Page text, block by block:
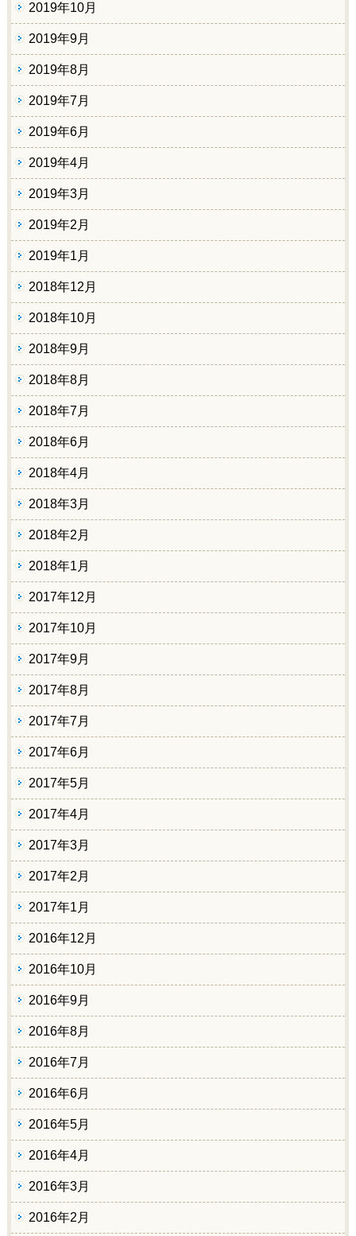
2019年10月
2019年9月
2019年8月
2019年7月
2019年6月
2019年4月
2019年3月
2019年2月
2019年1月
2018年12月
2018年10月
2018年9月
2018年8月
2018年7月
2018年6月
2018年4月
2018年3月
2018年2月
2018年1月
2017年12月
2017年10月
2017年9月
2017年8月
2017年7月
2017年6月
2017年5月
2017年4月
2017年3月
2017年2月
2017年1月
2016年12月
2016年10月
2016年9月
2016年8月
2016年7月
2016年6月
2016年5月
2016年4月
2016年3月
2016年2月